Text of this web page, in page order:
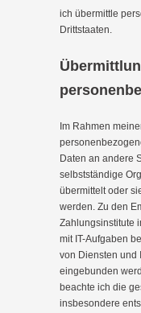
ich übermittle
Drittstaaten.
Im Rahmen
Daten an andere
selbstständige
übermittelt oder
werden. Zu den
Zahlungsinstitute
mit IT-Aufgaben
von Diensten und
eingebunden
beachte ich die
insbesondere